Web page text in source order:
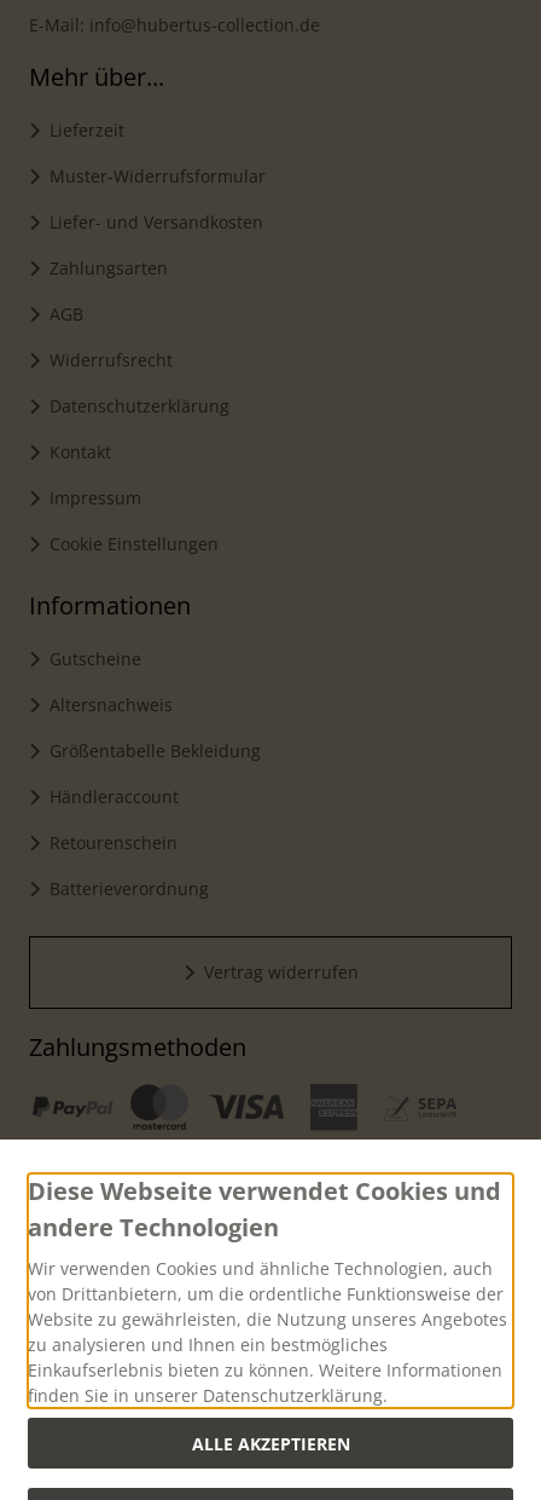
E-Mail: info@hubertus-collection.de
Mehr über...
Lieferzeit
Muster-Widerrufsformular
Liefer- und Versandkosten
Zahlungsarten
AGB
Widerrufsrecht
Datenschutzerklärung
Kontakt
Impressum
Cookie Einstellungen
Informationen
Gutscheine
Altersnachweis
Größentabelle Bekleidung
Händleraccount
Retourenschein
Batterieverordnung
Vertrag widerrufen
Zahlungsmethoden
Versand
Versandkostenfreie Lieferung innerhalb Deutschlands ab
einem Warenwert von 500,00 Euro
Diese Webseite verwendet Cookies und
andere Technologien
Wir verwenden Cookies und ähnliche Technologien, auch
von Drittanbietern, um die ordentliche Funktionsweise der
Website zu gewährleisten, die Nutzung unseres Angebotes
zu analysieren und Ihnen ein bestmögliches
Einkaufserlebnis bieten zu können. Weitere Informationen
finden Sie in unserer Datenschutzerklärung.
ALLE AKZEPTIEREN